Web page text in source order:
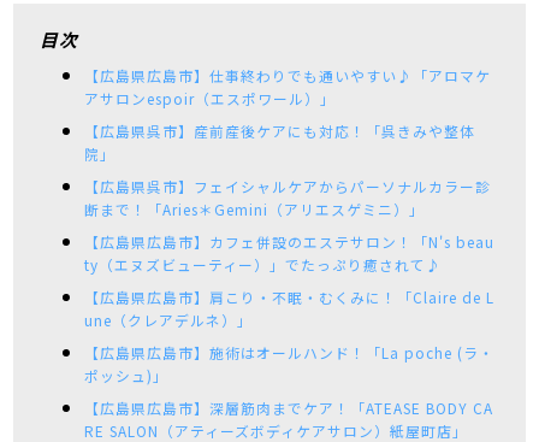
目次
【広島県広島市】仕事終わりでも通いやすい♪「アロマケ
アサロンespoir（エスポワール）」
【広島県呉市】産前産後ケアにも対応！「呉きみや整体
院」
【広島県呉市】フェイシャルケアからパーソナルカラー診
断まで！「Aries＊Gemini（アリエスゲミニ）」
【広島県広島市】カフェ併設のエステサロン！「N's beau
ty（エヌズビューティー）」でたっぷり癒されて♪
【広島県広島市】肩こり・不眠・むくみに！「Claire de L
une（クレアデルネ）」
【広島県広島市】施術はオールハンド！「La poche (ラ・
ポッシュ)」
【広島県広島市】深層筋肉までケア！「ATEASE BODY CA
RE SALON（アティーズボディケアサロン）紙屋町店」